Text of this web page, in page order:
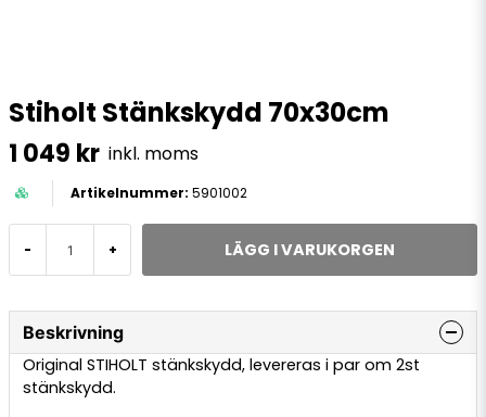
Stiholt Stänkskydd 70x30cm
1 049 kr inkl. moms
5901002
- + LÄGG I VARUKORGEN
Beskrivning
Original STIHOLT stänkskydd, levereras i par om 2st
stänkskydd.